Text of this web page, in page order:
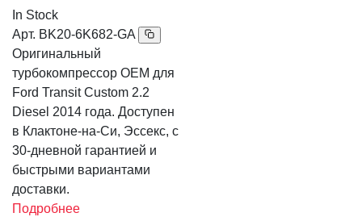
In Stock
Арт. BK20-6K682-GA
Оригинальный
турбокомпрессор OEM для
Ford Transit Custom 2.2
Diesel 2014 года. Доступен
в Клактоне-на-Си, Эссекс, с
30-дневной гарантией и
быстрыми вариантами
доставки.
Подробнее